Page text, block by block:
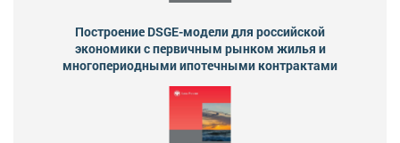
Построение DSGE-модели для российской
экономики с первичным рынком жилья и
многопериодными ипотечными контрактами